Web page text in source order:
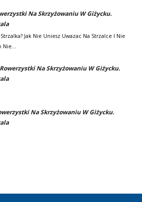
Na Skrzyżowaniu W Giżycku.
Jak Nie Uniesz Uwazac Na Strzalce I Nie
Nie…
Na Skrzyżowaniu W Giżycku.
Na Skrzyżowaniu W Giżycku.